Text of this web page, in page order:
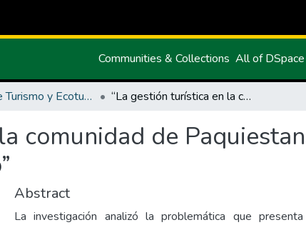
Communities & Collections All of DSpace
Carrera de Turismo y Ecoturimo “La gestión turística en la comunidad de Paquiestancia y el desarrollo del turismo comunitario”
comunidad de
Abstract
La investigación analizó la problemática que